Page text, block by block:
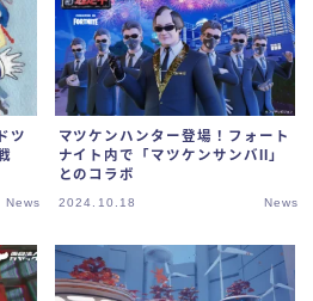
ツ
News
マツケンハンター登場！フォート
ナイト内で「マツケンサンバII」
とのコラボ
2024.10.18 News